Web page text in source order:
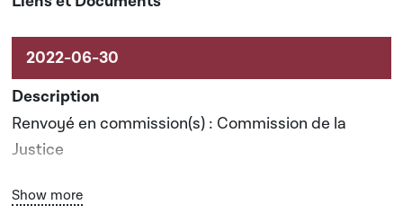
Renvoyé en commission(s) : Commission de la
Justice
Date prévisionnelle du rapport de commission : 21-
Bouton graphique servant à afficher ou cacher tous les
Show more